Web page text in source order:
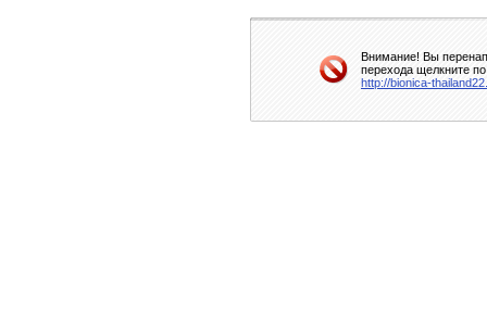
Внимание! Вы
перехода щелкните
http://bionica-